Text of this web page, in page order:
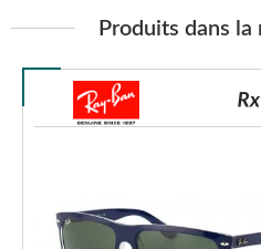
Produits dans